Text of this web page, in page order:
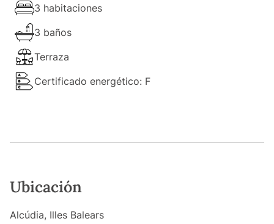
3 habitaciones
3 baños
Terraza
Certificado energético: F
Ubicación
Alcúdia, Illes Balears